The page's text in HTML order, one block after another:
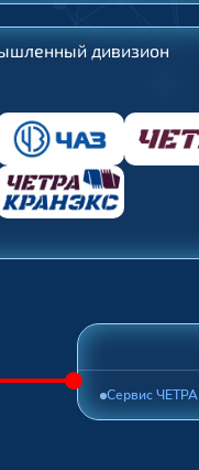
дивизион
Сервис ЧЕТРА